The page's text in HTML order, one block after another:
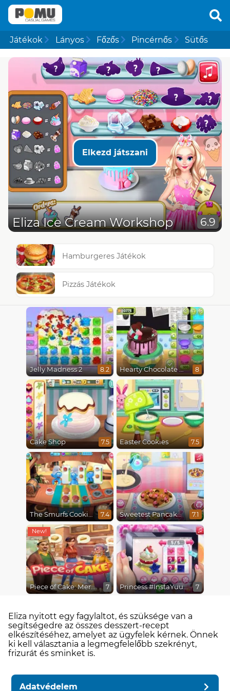
Játékok Lányos Főzős Pincérnős Sütős
Elkezd játszani
Eliza Ice Cream Workshop 6.9
Hamburgeres Játékok
Pizzás Játékok
Jelly Madness 2 8.2 Hearty Chocolate Cake 8
Cake Shop 7.5 Easter Cookies 7.5
The Smurfs Cooking 7.4 Sweetest Pancake Challenge 7.1
Piece of Cake: Merge & Bake 7 Princess #InstaYuuum Macarons & Flowers 7
Eliza nyitott egy fagylaltot, és szüksége van a
segítségedre az összes desszert-recept
elkészítéséhez, amelyet az ügyfelek kérnek. Önnek
ki kell választania a legmegfelelőbb szekrényt,
frizurát és sminket is.
Adatvédelem